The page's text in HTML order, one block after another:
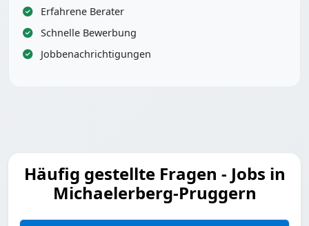
Erfahrene Berater
Schnelle Bewerbung
Jobbenachrichtigungen
Häufig gestellte Fragen - Jobs in
Michaelerberg-Pruggern